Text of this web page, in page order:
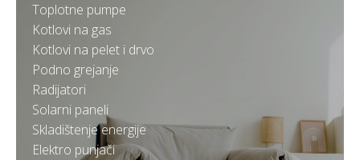
Toplotne pumpe
Kotlovi na gas
Kotlovi na pelet i drvo
Podno grejanje
Radijatori
Solarni paneli
Skladištenje energije
Elektro punjači